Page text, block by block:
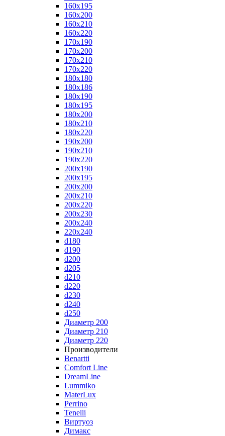
160x195
160x200
160x210
160x220
170x190
170x200
170x210
170x220
180x180
180x186
180x190
180x195
180x200
180x210
180x220
190x200
190x210
190x220
200x190
200x195
200x200
200x210
200x220
200x230
200x240
220x240
d180
d190
d200
d205
d210
d220
d230
d240
d250
Диаметр 200
Диаметр 210
Диаметр 220
Производители
Benartti
Comfort Line
DreamLine
Lummiko
MaterLux
Perrino
Tenelli
Виртуоз
Димакс